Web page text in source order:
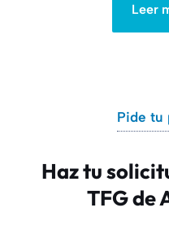
Leer
Pide tu
Haz tu
TFG de